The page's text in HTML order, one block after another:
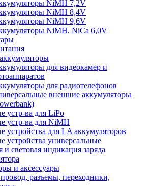
NiMH 7,2V
NiMH 8,4V
NiMH 9,6V
NiMH, NiCa 6,0V
для видеокамер и
для радиотелефонов
внешние аккумуляторы
устр-ва для LiPo
устр-ва для NiMH
устройства для LA аккумуляторов
устройства универсальные
и световая индикация заряда
и аксессуары
разъемы, переходники,